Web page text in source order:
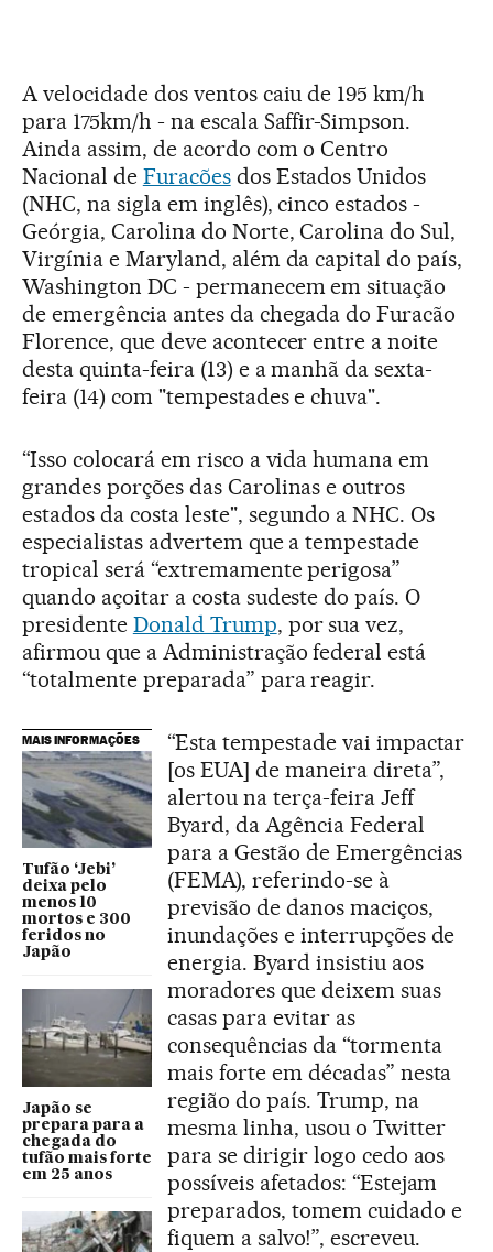
A velocidade dos ventos caiu de 195 km/h
para 175km/h - na escala Saffir-Simpson.
Ainda assim, de acordo com o Centro
Nacional de Furacõesdos Estados Unidos
(NHC, na sigla em inglês), cinco estados -
Geórgia, Carolina do Norte, Carolina do Sul,
Virgínia e Maryland, além da capital do país,
Washington DC - permanecem em situação
de emergência antes da chegada do Furacão
Florence, que deve acontecer entre a noite
desta quinta-feira (13) e a manhã da sexta-
feira (14) com "tempestades e chuva".
“Isso colocará em risco a vida humana em
grandes porções das Carolinas e outros
estados da costa leste", segundo a NHC. Os
especialistas advertem que a tempestade
tropical será “extremamente perigosa”
quando açoitar a costa sudeste do país. O
presidente Donald Trump, por sua vez,
afirmou que a Administração federal está
“totalmente preparada” para reagir.
MAIS INFORMAÇÕES
Tufão ‘Jebi’
deixa pelo
menos 10
mortos e 300
feridos no
Japão
Japão se
prepara para a
chegada do
tufão mais forte
em 25 anos
“Esta tempestade vai impactar
[os EUA] de maneira direta”,
alertou na terça-feira Jeff
Byard, da Agência Federal
para a Gestão de Emergências
(FEMA), referindo-se à
previsão de danos maciços,
inundações e interrupções de
energia. Byard insistiu aos
moradores que deixem suas
casas para evitar as
consequências da “tormenta
mais forte em décadas” nesta
região do país. Trump, na
mesma linha, usou o Twitter
para se dirigir logo cedo aos
possíveis afetados: “Estejam
preparados, tomem cuidado e
fiquem a salvo!”, escreveu.